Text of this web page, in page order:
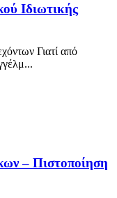
Ιδιωτικής
Γιατί από
– Πιστοποίηση